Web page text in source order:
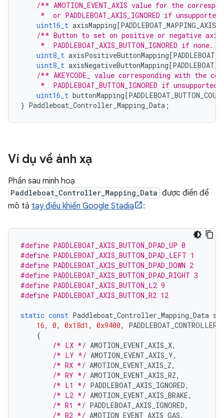
/** AMOTION_EVENT_AXIS value for the
*  or PADDLEBOAT_AXIS_IGNORED if
uint16_t axisMapping[
/** Button to set on positive or negative axis
*  PADDLEBOAT_AXIS_BUTTON_IGNORED if none.
uint8_t axisPositiveButtonMapping[
uint8_t axisNegativeButtonMapping[
/** AKEYCODE_ value corresponding with the
*  PADDLEBOAT_BUTTON_IGNORED if unsupported.
uint16_t buttonMapping[
} Paddleboat_Controller_Mapping_Data ;
Ví dụ về ánh xạ
Phần sau minh hoạ
Paddleboat_Controller_Mapping_Data được điền để
mô tả tay điều khiển Google Stadia :
#define PADDLEBOAT_AXIS_BUTTON_DPAD_UP 0
#define PADDLEBOAT_AXIS_BUTTON_DPAD_LEFT 1
#define PADDLEBOAT_AXIS_BUTTON_DPAD_DOWN 2
#define PADDLEBOAT_AXIS_BUTTON_DPAD_RIGHT 3
#define PADDLEBOAT_AXIS_BUTTON_L2 9
#define PADDLEBOAT_AXIS_BUTTON_R2 12
static const Paddleboat_Controller_Mapping_Data
16, 0, 0x18d1 , 0x9400,
{
/* LX */ AMOTION_EVENT_AXIS_X,
/* LY */ AMOTION_EVENT_AXIS_Y,
/* RX */ AMOTION_EVENT_AXIS_Z,
/* RY */ AMOTION_EVENT_AXIS_RZ,
/* L1 */ PADDLEBOAT_AXIS_IGNORED,
/* L2 */ AMOTION_EVENT_AXIS_BRAKE,
/* R1 */ PADDLEBOAT_AXIS_IGNORED,
/* R2 */ AMOTION_EVENT_AXIS_GAS,